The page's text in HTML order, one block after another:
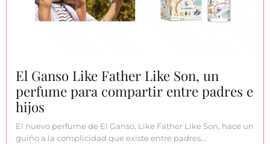
El Ganso Like Father Like Son, un
perfume para compartir entre padres e
hijos
El nuevo perfume de El Ganso, Like Father Like Son, hace un
guiño a la complicidad que existe entre padres…